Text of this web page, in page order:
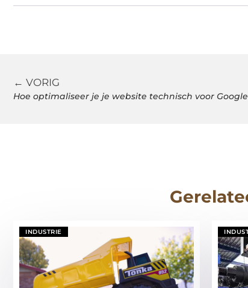
← VORIG
Hoe optimaliseer je je website technisch voor
INDUSTRIE